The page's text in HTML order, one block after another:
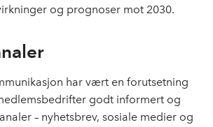
og prognoser mot 2030.
har vært en forutsetning
godt informert og
– nyhetsbrev, sosiale medier og